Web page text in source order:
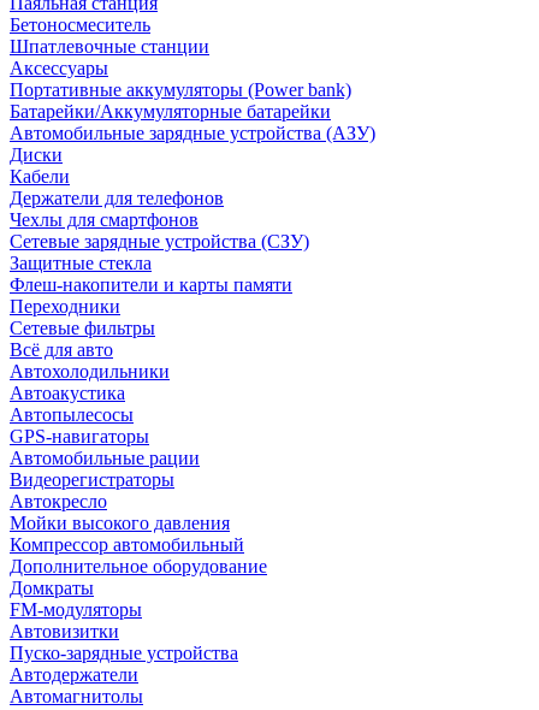
Бетоносмеситель
Шпатлевочные станции
Аксессуары
Портативные аккумуляторы (Power bank)
Батарейки/Аккумуляторные батарейки
Автомобильные зарядные устройства (АЗУ)
Диски
Кабели
Держатели для телефонов
Чехлы для смартфонов
Сетевые зарядные устройства (СЗУ)
Защитные стекла
Флеш-накопители и карты памяти
Переходники
Сетевые фильтры
Всё для авто
Автохолодильники
Автоакустика
Автопылесосы
GPS-навигаторы
Автомобильные рации
Видеорегистраторы
Автокресло
Мойки высокого давления
Компрессор автомобильный
Дополнительное оборудование
Домкраты
FM-модуляторы
Автовизитки
Пуско-зарядные устройства
Автодержатели
Автомагнитолы